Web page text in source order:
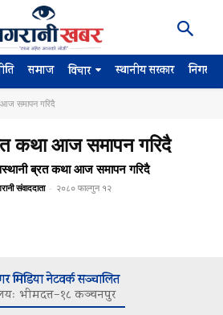
समाज विचार स्थानीय सरकार
आज समापन गरिदै
कथा आज समापन गरिदै
ब्रत कथा आज समापन गरिदै
संवाददाता - २०८० फाल्गुन १२
मिडिया नेटवर्क सञ्चालित
भीमदत्त–१८ कञ्चनपुर